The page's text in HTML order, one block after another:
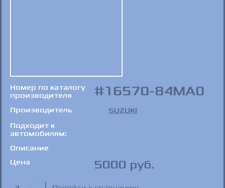
Номер по каталогу
производителя
16570-84MA0
Производитель
SUZUKI
Подходит к
автомобилям:
Описание
Цена
5000 руб.